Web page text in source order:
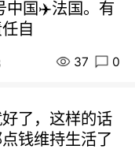
中国✈️法国。有
自
37 0
了，这样的话
钱维持生活了